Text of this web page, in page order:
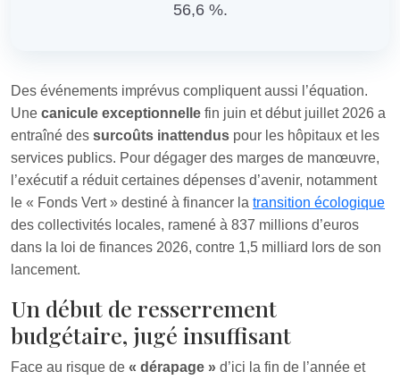
56,6 %.
Des événements imprévus compliquent aussi l’équation.
Une canicule exceptionnelle fin juin et début juillet 2026 a
entraîné des surcoûts inattendus pour les hôpitaux et les
services publics. Pour dégager des marges de manœuvre,
l’exécutif a réduit certaines dépenses d’avenir, notamment
le « Fonds Vert » destiné à financer la transition écologique
des collectivités locales, ramené à 837 millions d’euros
dans la loi de finances 2026, contre 1,5 milliard lors de son
lancement.
Un début de resserrement
budgétaire, jugé insuffisant
Face au risque de « dérapage » d’ici la fin de l’année et